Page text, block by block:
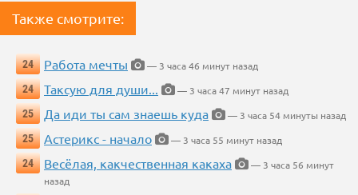
Также смотрите:
24 Работа мечты
— 3 часа 46 минут назад
24
Таксую для души...
— 3 часа 47 минут назад
25
Да иди ты сам знаешь куда
— 3 часа 54 минуты назад
25
Астерикс - начало
— 3 часа 55 минут назад
24
Весёлая, какчественная какаха
— 3 часа 56 минут
назад